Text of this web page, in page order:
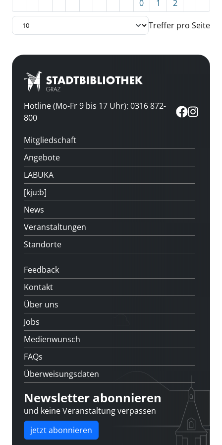
0
1
2
Treffer pro Seite
Hotline (Mo-Fr 9 bis 17 Uhr): 0316 872-
800
Mitgliedschaft
Angebote
LABUKA
[kju:b]
News
Veranstaltungen
Standorte
Feedback
Kontakt
Über uns
Jobs
Medienwunsch
FAQs
Überweisungsdaten
Newsletter abonnieren
und keine Veranstaltung verpassen
jetzt abonnieren